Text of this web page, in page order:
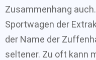
Zusammenhang
Sportwagen der
der Name der
seltener. Zu oft kann